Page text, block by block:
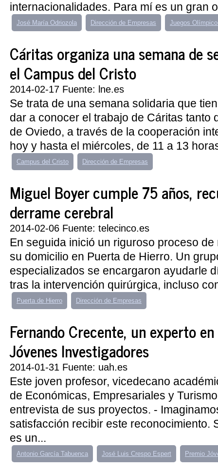
internacionalidades. Para mí es un gran
José María Odriozola Dirección de Empresas Juegos
Cáritas organiza una semana de
el Campus del Cristo
2014-02-17 Fuente: lne.es
Se trata de una semana solidaria que
dar a conocer el trabajo de Cáritas tanto
de Oviedo, a través de la cooperación
hoy y hasta el miércoles, de 11 a 13
Campus del Cristo Dirección de Empresas
Miguel Boyer cumple 75 años,
derrame cerebral
2014-02-06 Fuente: telecinco.es
En seguida inició un riguroso proceso
su domicilio en Puerta de Hierro. Un
especializados se encargaron ayudarle
tras la intervención quirúrgica, incluso
Puerta de Hierro Dirección de Empresas
Fernando Crecente, un experto
Jóvenes Investigadores
2014-01-31 Fuente: uah.es
Este joven profesor, vicedecano
de Económicas, Empresariales y
entrevista de sus proyectos. -
satisfacción recibir este reconocimiento.
es un...
Antonio García Tabuenca José Luis Crespo Espert Premio